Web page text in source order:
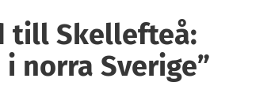
till Skellefteå:
norra Sverige”